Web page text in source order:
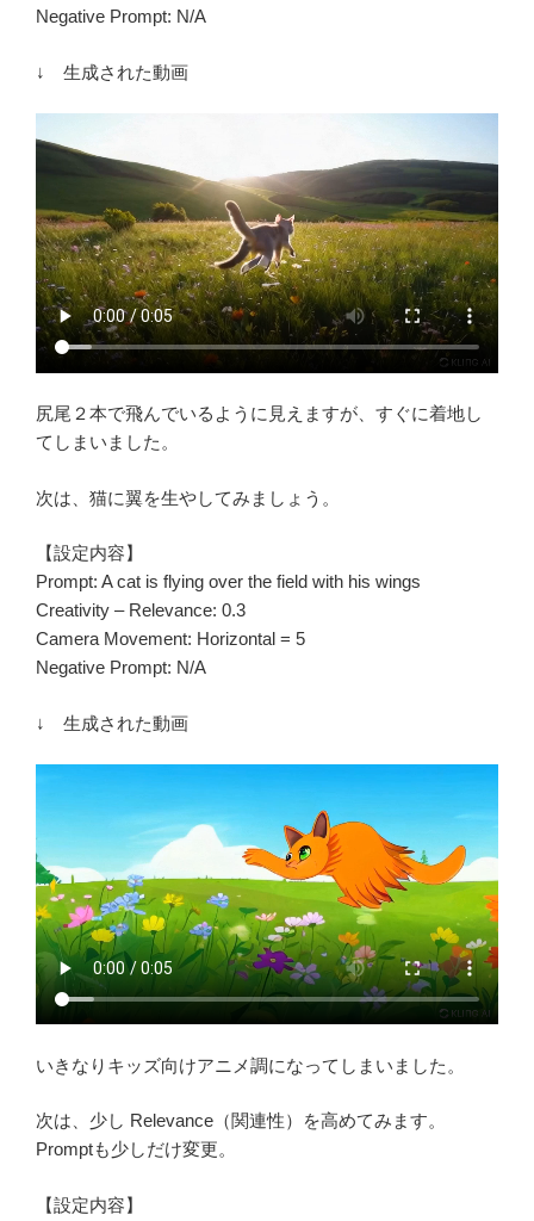
Negative Prompt: N/A
↓ 生成された動画
尻尾２本で飛んでいるように見えますが、すぐに着地し
てしまいました。
次は、猫に翼を生やしてみましょう。
【設定内容】
Prompt: A cat is flying over the field with his wings
Creativity – Relevance: 0.3
Camera Movement: Horizontal = 5
Negative Prompt: N/A
↓ 生成された動画
いきなりキッズ向けアニメ調になってしまいました。
次は、少し Relevance（関連性）を高めてみます。
Promptも少しだけ変更。
【設定内容】